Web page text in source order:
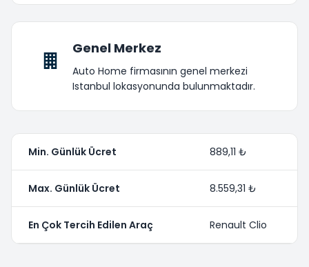
Genel Merkez
Auto Home firmasının genel merkezi
Istanbul lokasyonunda bulunmaktadır.
Min. Günlük Ücret 889,11 ₺
Max. Günlük Ücret 8.559,31 ₺
En Çok Tercih Edilen Araç Renault Clio